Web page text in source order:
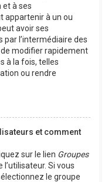
à ses
appartenir à un ou
avoir ses
l’intermédiaire des
modifier rapidement
à la fois, telles
ou rendre
et comment
sur le lien Groupes
Si vous
le groupe